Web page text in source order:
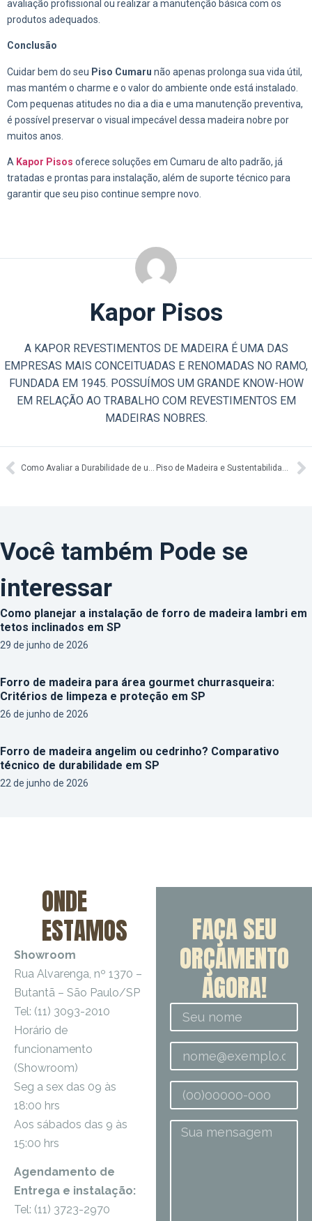
avaliação profissional ou realizar a manutenção básica com os
produtos adequados.
Conclusão
Cuidar bem do seu Piso Cumaru não apenas prolonga sua vida útil,
mas mantém o charme e o valor do ambiente onde está instalado.
Com pequenas atitudes no dia a dia e uma manutenção preventiva,
é possível preservar o visual impecável dessa madeira nobre por
muitos anos.
A Kapor Pisos oferece soluções em Cumaru de alto padrão, já
tratadas e prontas para instalação, além de suporte técnico para
garantir que seu piso continue sempre novo.
Kapor Pisos
A KAPOR REVESTIMENTOS DE MADEIRA É UMA DAS
EMPRESAS MAIS CONCEITUADAS E RENOMADAS NO RAMO,
FUNDADA EM 1945. POSSUÍMOS UM GRANDE KNOW-HOW
EM RELAÇÃO AO TRABALHO COM REVESTIMENTOS EM
MADEIRAS NOBRES.
Você também Pode se
interessar
Como planejar a instalação de forro de madeira lambri em
tetos inclinados em SP
29 de junho de 2026
Forro de madeira para área gourmet churrasqueira:
Critérios de limpeza e proteção em SP
26 de junho de 2026
Forro de madeira angelim ou cedrinho? Comparativo
técnico de durabilidade em SP
22 de junho de 2026
ONDE
ESTAMOS
Showroom
Rua Alvarenga, nº 1370 –
Butantã – São Paulo/SP
Tel: (11) 3093-2010
Horário de
funcionamento
(Showroom)
Seg a sex das 09 às
18:00 hrs
Aos sábados das 9 às
15:00 hrs
Agendamento de
Entrega e instalação:
Tel: (11) 3723-2970
FAÇA SEU
ORÇAMENTO
AGORA!